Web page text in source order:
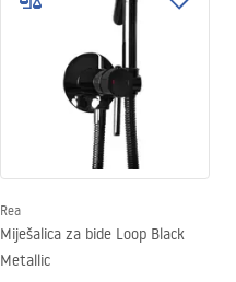
Rea
Miješalica za bide Loop Black
Metallic